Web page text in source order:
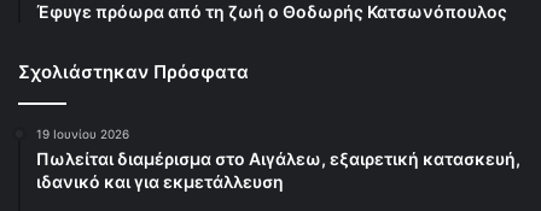
Έφυγε πρόωρα από τη ζωή ο Θοδωρής Κατσωνόπουλος
Σχολιάστηκαν Πρόσφατα
19 Ιουνίου 2026
Πωλείται διαμέρισμα στο Αιγάλεω, εξαιρετική κατασκευή,
ιδανικό και για εκμετάλλευση